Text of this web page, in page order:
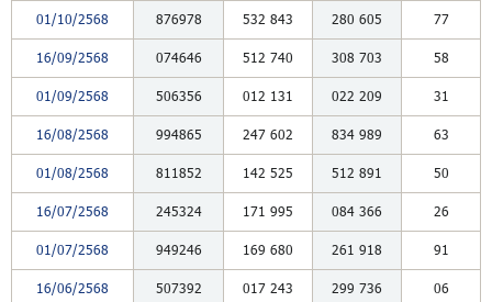
01/10/2568 876978 532 843 280 605 77
16/09/2568 074646 512 740 308 703 58
01/09/2568 506356 012 131 022 209 31
16/08/2568 994865 247 602 834 989 63
01/08/2568 811852 142 525 512 891 50
16/07/2568 245324 171 995 084 366 26
01/07/2568 949246 169 680 261 918 91
16/06/2568 507392 017 243 299 736 06